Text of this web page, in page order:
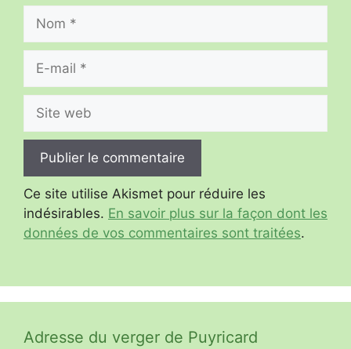
mail
web
Ce site utilise Akismet pour réduire les
indésirables. En savoir plus sur la façon dont les
données de vos commentaires sont traitées.
Adresse du verger de Puyricard